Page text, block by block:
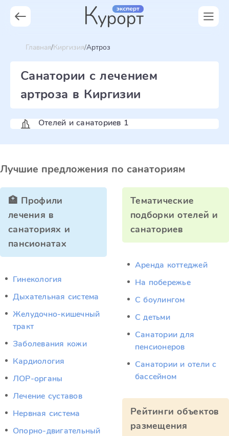
Главная Киргизия Артроз
Санатории с лечением
артроза в Киргизии
Отелей и санаториев 1
Лучшие предложения по санаториям
🏥 Профили
лечения в
санаториях и
пансионатах
Гинекология
Дыхательная система
Желудочно-кишечный
тракт
Заболевания кожи
Кардиология
ЛОР-органы
Лечение суставов
Нервная система
Опорно-двигательный
Тематические
подборки отелей и
санаториев
Аренда коттеджей
На побережье
С боулингом
С детьми
Санатории для
пенсионеров
Санатории и отели с
бассейном
Рейтинги объектов
размещения